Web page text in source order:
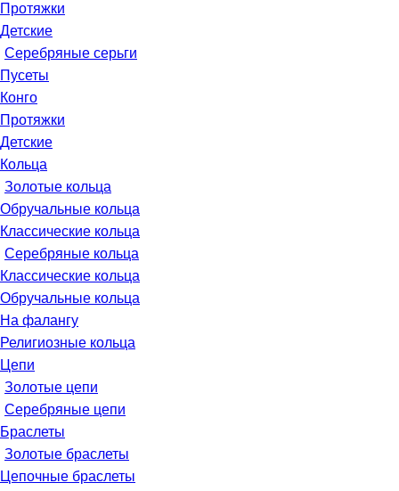
Протяжки
Детские
Серебряные серьги
Пусеты
Конго
Протяжки
Детские
Кольца
Золотые кольца
Обручальные кольца
Классические кольца
Серебряные кольца
Классические кольца
Обручальные кольца
На фалангу
Религиозные кольца
Цепи
Золотые цепи
Серебряные цепи
Браслеты
Золотые браслеты
Цепочные браслеты